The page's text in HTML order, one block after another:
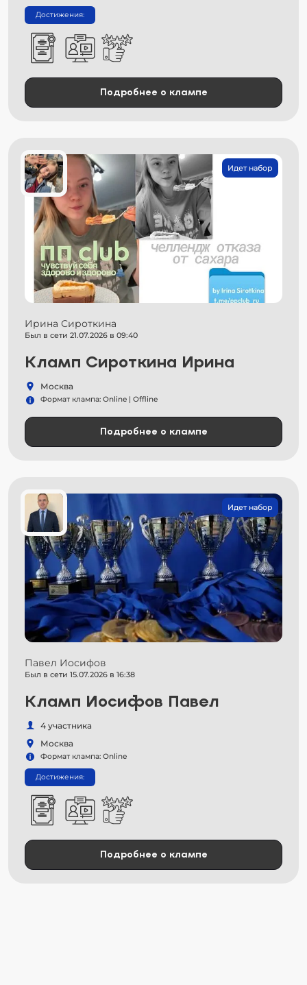
Достижения:
Подробнее о клампе
Идет набор
Ирина Сироткина
Был в сети 21.07.2026 в 09:40
Кламп Сироткина Ирина
Москва
Формат клампа: Online | Offline
Подробнее о клампе
Идет набор
Павел Иосифов
Был в сети 15.07.2026 в 16:38
Кламп Иосифов Павел
4 участника
Москва
Формат клампа: Online
Достижения:
Подробнее о клампе